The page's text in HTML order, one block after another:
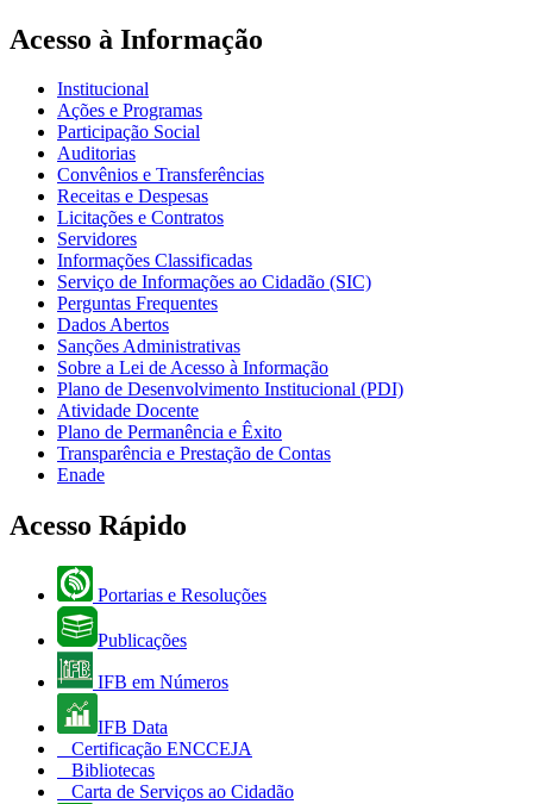
Acesso à Informação
Institucional
Ações e Programas
Participação Social
Auditorias
Convênios e Transferências
Receitas e Despesas
Licitações e Contratos
Servidores
Informações Classificadas
Serviço de Informações ao Cidadão (SIC)
Perguntas Frequentes
Dados Abertos
Sanções Administrativas
Sobre a Lei de Acesso à Informação
Plano de Desenvolvimento Institucional (PDI)
Atividade Docente
Plano de Permanência e Êxito
Transparência e Prestação de Contas
Enade
Acesso Rápido
Portarias e Resoluções
Publicações
IFB em Números
IFB Data
Certificação ENCCEJA
Bibliotecas
Carta de Serviços ao Cidadão